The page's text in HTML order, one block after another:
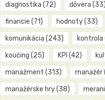
diagnostika (72) dôvera (33)
financie (71) hodnoty(33)
komunikácia (243) kontrola
koučing (25) KPI (42)
manažment (313) manažér
manažérske hry(38)